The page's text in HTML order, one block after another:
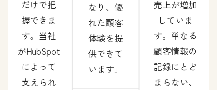
だけで把
握できま
す。当社
がHubSpot
によって
支えられ
なり、優
れた顧客
体験を提
供できて
います
売上が増加
していま
す。単なる
顧客情報の
記録にとど
まらない、